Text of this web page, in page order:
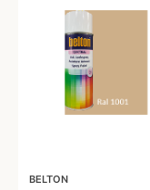
BELTON